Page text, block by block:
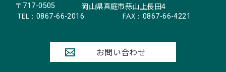
〒717-0505 岡山県真庭市蒜山上長田4
TEL： 0867-66-2016 FAX： 0867-66-4221
お問い合わせ